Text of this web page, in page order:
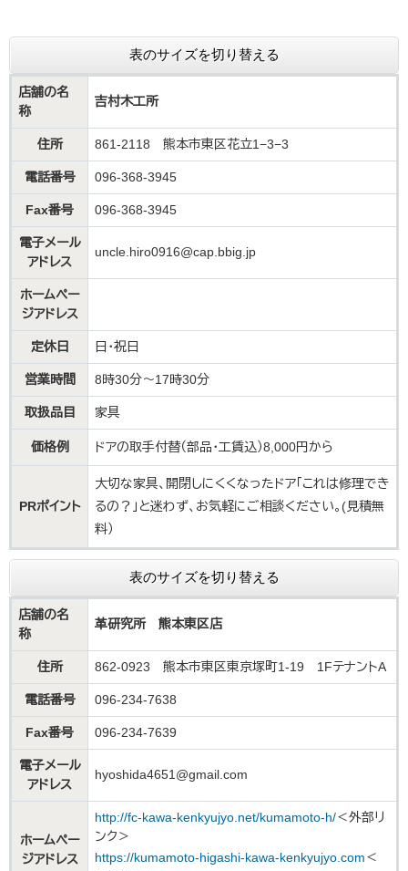
表のサイズを切り替える
店舗の名
称
吉村木工所
住所 861-2118 熊本市東区花立1−3−3
電話番号 096-368-3945
Fax番号 096-368-3945
電子メール
アドレス
uncle.hiro0916@cap.bbig.jp​
ホームペー
ジアドレス
定休日 日・祝日
営業時間 ​8時30分～17時30分
取扱品目 家具
価格例 ドアの取手付替（部品・工賃込）8,000円から
PRポイント
大切な家具、開閉しにくくなったドア「これは修理でき
るの？」と迷わず、お気軽にご相談ください。(見積無
料）
表のサイズを切り替える
店舗の名
称
革研究所 熊本東区店
住所 862-0923 熊本市東区東京塚町1-19 1FテナントA
電話番号 096-234-7638
Fax番号 096-234-7639
電子メール
アドレス
hyoshida4651@gmail.com
ホームペー
ジアドレス
http://fc-kawa-kenkyujyo.net/kumamoto-h/＜外部リ
ンク＞
https://kumamoto-higashi-kawa-kenkyujyo.com＜